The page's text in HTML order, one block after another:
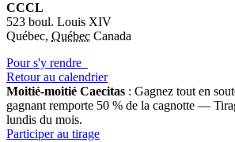
CCCL
523 boul. Louis XIV
Québec, Québec Canada
Pour s'y rendre
Retour au calendrier
Moitié-moitié Caecitas : Gagnez tout en
gagnant remporte 50 % de la cagnotte —
lundis du mois.
Participer au tirage